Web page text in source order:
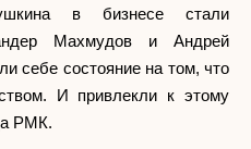
в бизнесе стали
Махмудов и Андрей
себе состояние на том, что
И привлекли к этому
РМК.